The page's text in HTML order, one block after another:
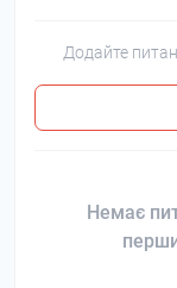
Додайте
Немає